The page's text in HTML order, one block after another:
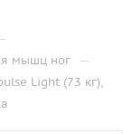
мышц ног —
Light (73 кг),